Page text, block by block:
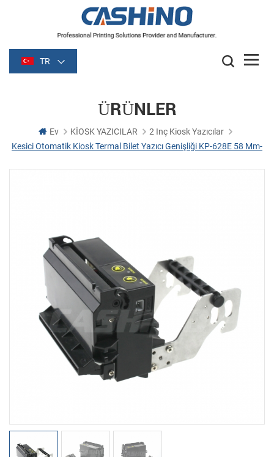
TR
ÜRÜNLER
Ev KİOSK YAZICILAR
2 Inç Kiosk Yazıcılar
Kesici Otomatik Kiosk Termal Bilet Yazıcı Genişliği KP-628E 58 Mm-